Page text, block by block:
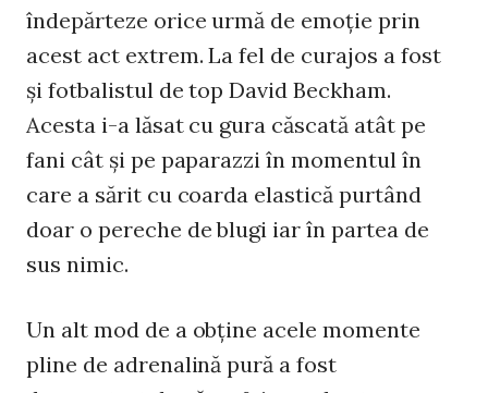
îndepărteze orice urmă de emoţie prin
acest act extrem. La fel de curajos a fost
şi fotbalistul de top David Beckham.
Acesta i-a lăsat cu gura căscată atât pe
fani cât şi pe paparazzi în momentul în
care a sărit cu coarda elastică purtând
doar o pereche de blugi iar în partea de
sus nimic.
Un alt mod de a obţine acele momente
pline de adrenalină pură a fost